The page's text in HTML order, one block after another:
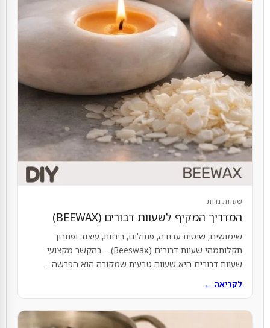
שעוות נרות
המדריך המקיף לשעוות דבורים (BEEWAX)
שימושים, שיטות עבודה, פתילים, ריחות, עיצוב ופתרון
תקלותמהי שעוות דבורים (Beeswax) – בהקשר מקצועי
שעוות דבורים היא שעווה טבעית שמקורה הוא הפרשה...
לקריאה ←